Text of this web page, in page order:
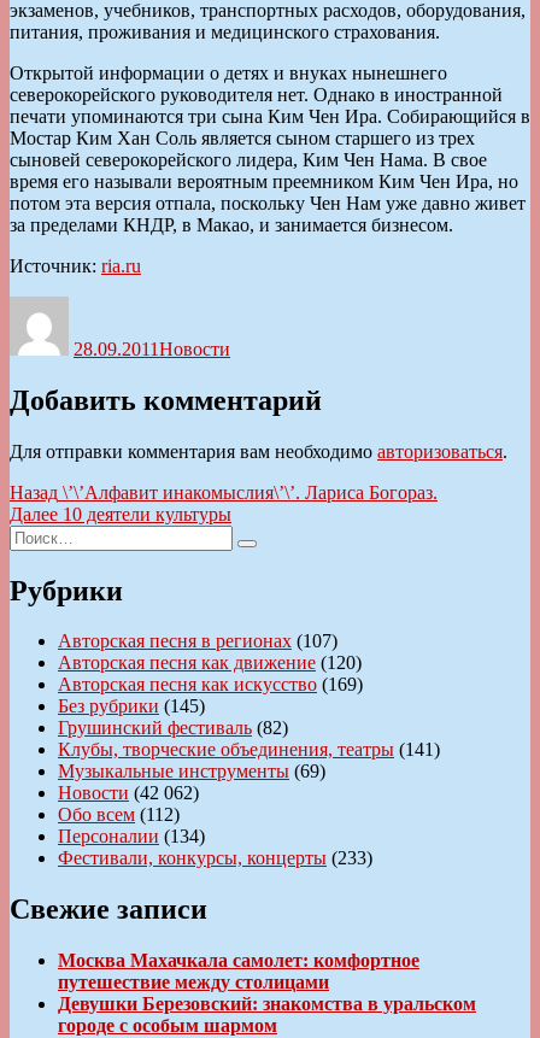
экзаменов, учебников, транспортных расходов, оборудования,
питания, проживания и медицинского страхования.
Открытой информации о детях и внуках нынешнего
северокорейского руководителя нет. Однако в иностранной
печати упоминаются три сына Ким Чен Ира. Собирающийся в
Мостар Ким Хан Соль является сыном старшего из трех
сыновей северокорейского лидера, Ким Чен Нама. В свое
время его называли вероятным преемником Ким Чен Ира, но
потом эта версия отпала, поскольку Чен Нам уже давно живет
за пределами КНДР, в Макао, и занимается бизнесом.
Источник: ria.ru
28.09.2011Новости
Добавить комментарий
Для отправки комментария вам необходимо авторизоваться.
Навигация
по
записям
Назад Предыдущая
запись:
\’\’Алфавит инакомыслия\’\’. Лариса Богораз.
Далее Следующая
10 деятели культуры
Искать:
Поиск
Рубрики
Авторская песня в регионах (107)
Авторская песня как движение (120)
Авторская песня как искусство (169)
Без рубрики (145)
Грушинский фестиваль (82)
Клубы, творческие объединения, театры (141)
Музыкальные инструменты (69)
Новости (42 062)
Обо всем (112)
Персоналии (134)
Фестивали, конкурсы, концерты (233)
Свежие записи
Москва Махачкала самолет: комфортное
путешествие между столицами
Девушки Березовский: знакомства в уральском
городе с особым шармом